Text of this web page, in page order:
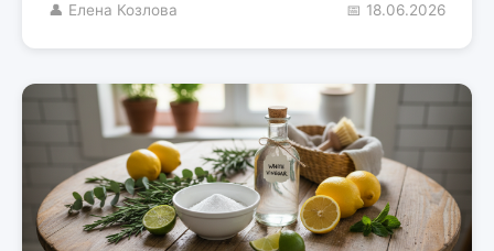
👤 Елена Козлова 📅 18.06.2026